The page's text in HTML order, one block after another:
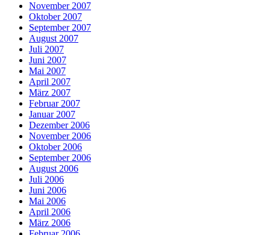
November 2007
Oktober 2007
September 2007
August 2007
Juli 2007
Juni 2007
Mai 2007
April 2007
März 2007
Februar 2007
Januar 2007
Dezember 2006
November 2006
Oktober 2006
September 2006
August 2006
Juli 2006
Juni 2006
Mai 2006
April 2006
März 2006